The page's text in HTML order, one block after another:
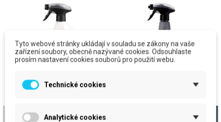
KRYSTAL leštěnka na
Tyto webové stránky ukládají v souladu se zákony na vaše
zařízení soubory, obecně nazývané cookies. Odsouhlaste
prosím nastavení cookies souborů pro použití webu.
Technické cookies
Analytické cookies